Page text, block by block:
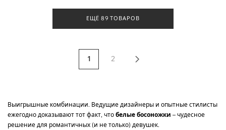
ЕЩЁ 89 ТОВАРОВ
1 2
Выигрышные комбинации. Ведущие дизайнеры и опытные стилисты
ежегодно доказывают тот факт, что белые босоножки – чудесное
решение для романтичных (и не только) девушек.